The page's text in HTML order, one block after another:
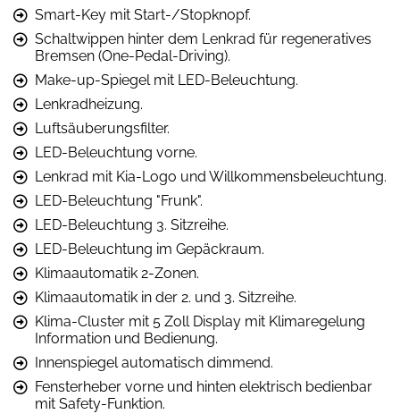
Smart-Key mit Start-/Stopknopf.
Schaltwippen hinter dem Lenkrad für regeneratives
Bremsen (One-Pedal-Driving).
Make-up-Spiegel mit LED-Beleuchtung.
Lenkradheizung.
Luftsäuberungsfilter.
LED-Beleuchtung vorne.
Lenkrad mit Kia-Logo und Willkommensbeleuchtung.
LED-Beleuchtung "Frunk".
LED-Beleuchtung 3. Sitzreihe.
LED-Beleuchtung im Gepäckraum.
Klimaautomatik 2-Zonen.
Klimaautomatik in der 2. und 3. Sitzreihe.
Klima-Cluster mit 5 Zoll Display mit Klimaregelung
Information und Bedienung.
Innenspiegel automatisch dimmend.
Fensterheber vorne und hinten elektrisch bedienbar
mit Safety-Funktion.